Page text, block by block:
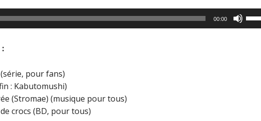
00:00
les
pour fans)
: Kabutomushi)
(Stromae) (musique pour tous)
crocs (BD, pour tous)